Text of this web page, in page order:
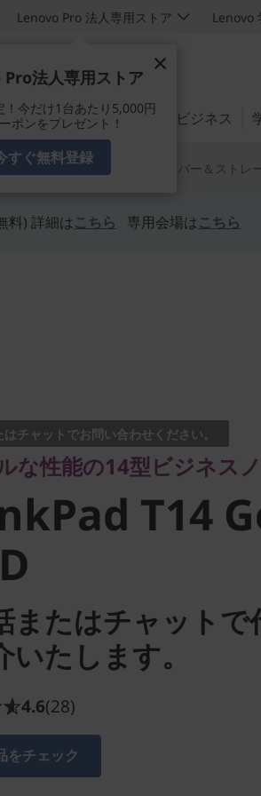
Lenovo Pro 法人専用ストア
×
法人専用ストア
！今だけ1台あたり5,000円
ポンをプレゼント！
すぐ無料登録
Lenovo
公式ストア: ビジネス
ット ソフトウェア サーバー＆ストレ
料) 詳細はこちら 専用会場はこちら
T14
チャットでお問い合わせください。
な性能の14型ビジネス
T14
またはチャットで
いたします。
4.6(28)
をチェック